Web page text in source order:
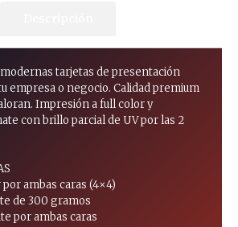
tarjetas de presentación
empresa o negocio. Calidad premium
Impresión a full color y
con brillo parcial de UV por las 2
ambas caras (4×4)
de 300 gramos
por ambas caras